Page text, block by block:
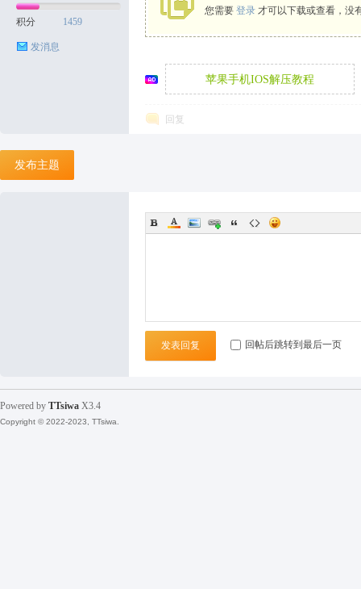
积分 1459
发消息
您需要 登录 才可以下载或查看，没
苹果手机IOS解压教程
回复
发布主题
发表回复 回帖后跳转到最后一页
Powered by TTsiwa X3.4
Copyright © 2022-2023, TTsiwa.